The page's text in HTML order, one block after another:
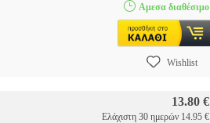
Αμεσα διαθέσιμο
Wishlist
13.80 €
Ελάχιστη 30 ημερών 14.95 €